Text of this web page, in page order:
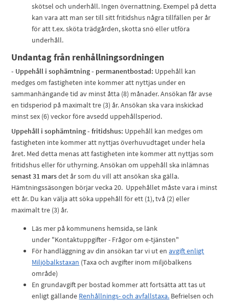
skötsel och underhåll. Ingen övernattning. Exempel på detta
kan vara att man ser till sitt fritidshus några tillfällen per år
för att t.ex. sköta trädgården, skotta snö eller utföra
underhåll.
Undantag från renhållningsordningen
- Uppehåll i sophämtning - permanentbostad: Uppehåll kan
medges om fastigheten inte kommer att nyttjas under en
sammanhängande tid av minst åtta (8) månader. Ansökan får avse
en tidsperiod på maximalt tre (3) år. Ansökan ska vara inskickad
minst sex (6) veckor före avsedd uppehållsperiod.
Uppehåll i sophämtning - fritidshus: Uppehåll kan medges om
fastigheten inte kommer att nyttjas överhuvudtaget under hela
året. Med detta menas att fastigheten inte kommer att nyttjas som
fritidshus eller för uthyrning. Ansökan om uppehåll ska inlämnas
senast 31 marsdet år som du vill att ansökan ska gälla.
Hämtningssäsongen börjar vecka 20. Uppehållet måste vara i minst
ett år. Du kan välja att söka uppehåll för ett (1), två (2) eller
maximalt tre (3) år.
Läs mer på kommunens hemsida, se länk
under "Kontaktuppgifter - Frågor om e-tjänsten"
För handläggning av din ansökan tar vi ut enavgift enligt
Miljöbalkstaxan (Taxa och avgifter inom miljöbalkens
område)
En grundavgift per bostad kommer att fortsätta att tas ut
enligt gällande Renhållnings- och avfallstaxa. Befrielsen och